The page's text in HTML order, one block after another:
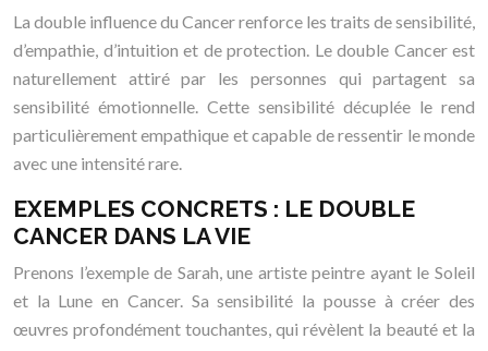
La double influence du Cancer renforce les traits de sensibilité,
d’empathie, d’intuition et de protection. Le double Cancer est
naturellement attiré par les personnes qui partagent sa
sensibilité émotionnelle. Cette sensibilité décuplée le rend
particulièrement empathique et capable de ressentir le monde
avec une intensité rare.
EXEMPLES CONCRETS : LE DOUBLE
CANCER DANS LA VIE
Prenons l’exemple de Sarah, une artiste peintre ayant le Soleil
et la Lune en Cancer. Sa sensibilité la pousse à créer des
œuvres profondément touchantes, qui révèlent la beauté et la